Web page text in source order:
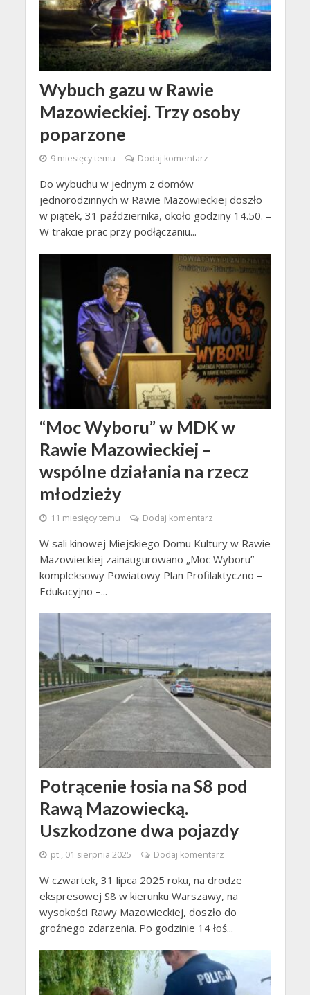
Wybuch gazu w Rawie
Mazowieckiej. Trzy osoby
poparzone
9 miesięcy temu Dodaj komentarz
Do wybuchu w jednym z domów
jednorodzinnych w Rawie Mazowieckiej doszło
w piątek, 31 października, około godziny 14.50. –
W trakcie prac przy podłączaniu...
“Moc Wyboru” w MDK w
Rawie Mazowieckiej –
wspólne działania na rzecz
młodzieży
11 miesięcy temu Dodaj komentarz
W sali kinowej Miejskiego Domu Kultury w Rawie
Mazowieckiej zainaugurowano „Moc Wyboru” –
kompleksowy Powiatowy Plan Profilaktyczno –
Edukacyjno –...
Potrącenie łosia na S8 pod
Rawą Mazowiecką.
Uszkodzone dwa pojazdy
pt., 01 sierpnia 2025 Dodaj komentarz
W czwartek, 31 lipca 2025 roku, na drodze
ekspresowej S8 w kierunku Warszawy, na
wysokości Rawy Mazowieckiej, doszło do
groźnego zdarzenia. Po godzinie 14 łoś...